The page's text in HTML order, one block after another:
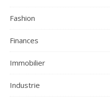
Fashion
Finances
Immobilier
Industrie